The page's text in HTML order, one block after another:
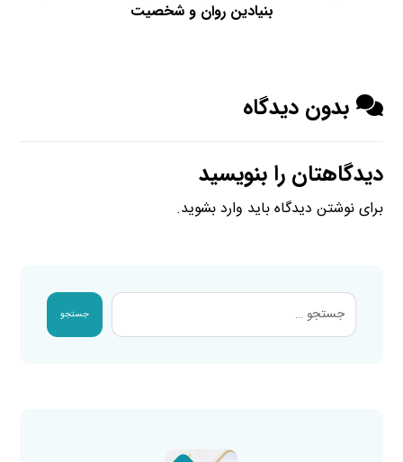
بنیادین روان و شخصیت
بدون دیدگاه
دیدگاهتان را بنویسید
برای نوشتن دیدگاه باید وارد بشوید.
جستجو